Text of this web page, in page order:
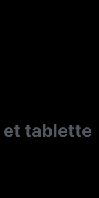
et tablette